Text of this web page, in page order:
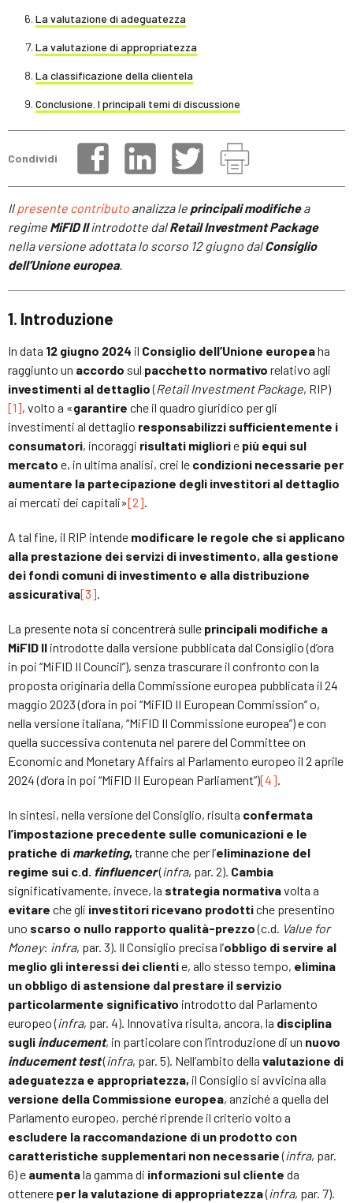
La valutazione di adeguatezza
La valutazione di appropriatezza
La classificazione della clientela
Conclusione. I principali temi di discussione
Condividi
Ilpresente contributo analizza le principali modifichea
regime MiFID IIintrodotte dalRetail Investment Package
nella versione adottata lo scorso 12 giugno dalConsiglio
dell’Unione europea.
1. Introduzione
In data 12 giugno 2024 il Consiglio dell’Unione europeaha
raggiunto un accordo sul pacchetto normativo relativo agli
investimenti al dettaglio(Retail Investment Package, RIP)
[1], volto a «garantire che il quadro giuridico per gli
investimenti al dettaglio responsabilizzi sufficientemente i
consumatori, incoraggi risultati migliorie più equi sul
mercato e, in ultima analisi, crei le condizioni necessarie per
aumentare la partecipazione degli investitori al dettaglio
ai mercati dei capitali»[2].
A tal fine, il RIP intende modificare le regole che si applicano
alla prestazione dei servizi di investimento, alla gestione
dei fondi comuni di investimento e alla distribuzione
assicurativa[3].
La presente nota si concentrerà sulle principali modifiche a
MiFID II introdotte dalla versione pubblicata dal Consiglio (d’ora
in poi “MiFID II Council”), senza trascurare il confronto con la
proposta originaria della Commissione europea pubblicata il 24
maggio 2023 (d’ora in poi “MiFID II European Commission” o,
nella versione italiana, “MiFID II Commissione europea”) e con
quella successiva contenuta nel parere del Committee on
Economic and Monetary Affairs al Parlamento europeo il 2 aprile
2024 (d’ora in poi “MiFID II European Parliament”)[4].
In sintesi, nella versione del Consiglio, risulta confermata
l’impostazione precedente sulle comunicazioni e le
pratiche di marketing, tranne che per l’eliminazione del
regime sui c.d. finfluencer(infra, par. 2). Cambia
significativamente, invece, la strategia normativavolta a
evitare che gli investitori ricevano prodottiche presentino
uno scarso o nullo rapporto qualità-prezzo(c.d. Value for
Money: infra, par. 3). Il Consiglio precisa l’obbligo di servire al
meglio gli interessi dei clientie, allo stesso tempo, elimina
un obbligo di astensione dal prestare il servizio
particolarmente significativo introdotto dal Parlamento
europeo (infra, par. 4). Innovativa risulta, ancora, la disciplina
sugli inducement, in particolare con l’introduzione di un nuovo
inducement test(infra, par. 5). Nell’ambito della valutazione di
adeguatezza e appropriatezza, il Consiglio si avvicina alla
versione della Commissione europea, anziché a quella del
Parlamento europeo, perché riprende il criterio volto a
escludere la raccomandazione di un prodotto con
caratteristiche supplementari non necessarie(infra, par.
6) e aumentala gamma di informazioni sul cliente da
ottenere per la valutazione di appropriatezza(infra, par. 7).